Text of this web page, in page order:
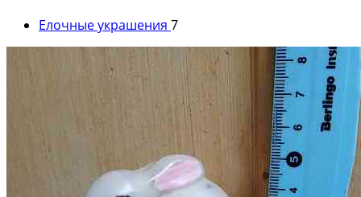
Елочные украшения 7